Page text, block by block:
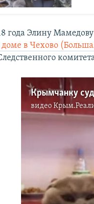
года Элину
доме в Чехово
видео
No